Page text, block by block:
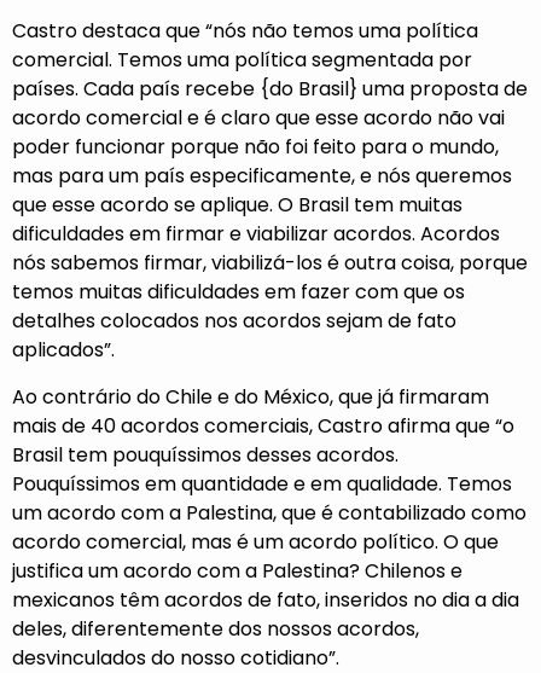
Castro destaca que “nós não temos uma política
comercial. Temos uma política segmentada por
países. Cada país recebe {do Brasil} uma proposta de
acordo comercial e é claro que esse acordo não vai
poder funcionar porque não foi feito para o mundo,
mas para um país especificamente, e nós queremos
que esse acordo se aplique. O Brasil tem muitas
dificuldades em firmar e viabilizar acordos. Acordos
nós sabemos firmar, viabilizá-los é outra coisa, porque
temos muitas dificuldades em fazer com que os
detalhes colocados nos acordos sejam de fato
aplicados”.
Ao contrário do Chile e do México, que já firmaram
mais de 40 acordos comerciais, Castro afirma que “o
Brasil tem pouquíssimos desses acordos.
Pouquíssimos em quantidade e em qualidade. Temos
um acordo com a Palestina, que é contabilizado como
acordo comercial, mas é um acordo político. O que
justifica um acordo com a Palestina? Chilenos e
mexicanos têm acordos de fato, inseridos no dia a dia
deles, diferentemente dos nossos acordos,
desvinculados do nosso cotidiano”.